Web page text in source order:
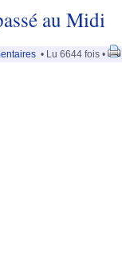
au Midi
• Lu 6644 fois •